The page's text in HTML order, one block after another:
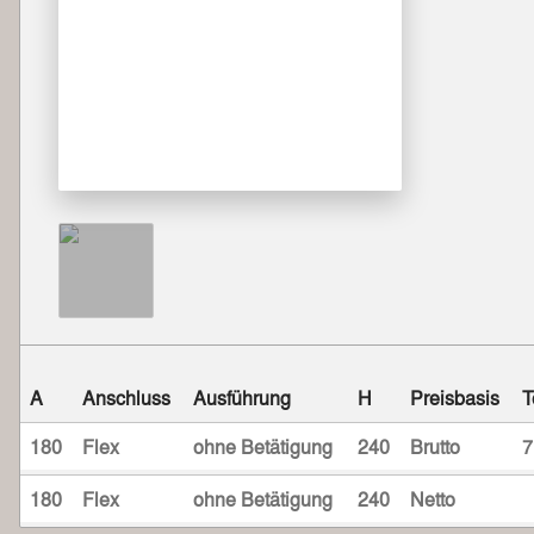
A Anschluss Ausführung H Preisbasis
180
Flex ohne Betätigung 240 Brutto
180
Flex ohne Betätigung 240 Netto